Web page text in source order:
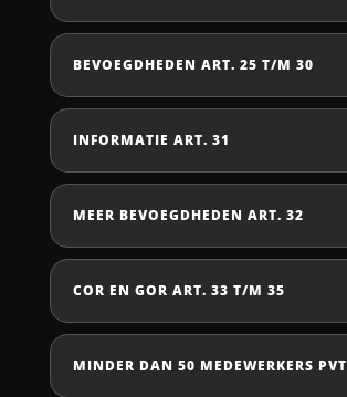
BEVOEGDHEDEN ART. 25 T/M 30
INFORMATIE ART. 31
MEER BEVOEGDHEDEN ART. 32
COR EN GOR ART. 33 T/M 35
MINDER DAN 50 MEDEWERKERS PVT